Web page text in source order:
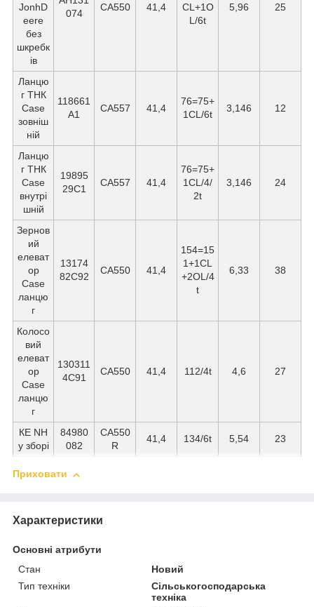
JonhD
eere
без
шкребк
ів
074
СА550 41,4
CL+1O
L/6t
5,96 25
Ланцю
г ТНК
Case
зовніш
ній
118661
A1
CA557 41,4
76=75+
1CL/6t
3,146 12
Ланцю
г ТНК
Case
внутрі
шній
19895
29C1
СА557 41,4
76=75+
1CL/4/
2t
3,146 24
Зернов
ий
елеват
ор
Case
ланцю
г
13174
82C92
CA550 41,4
154=15
1+1CL
+2OL/4
t
6,33 38
Колосо
вий
елеват
ор
Case
ланцю
г
130311
4C91
СА550 41,4 112/4t 4,6 27
КЕ NH
у зборі
84980
082
СА550
R
41,4 134/6t 5,54 23
Приховати
Характеристики
Основні атрибути
Стан
Новий
Тип техніки
Сільськогосподарська
техніка